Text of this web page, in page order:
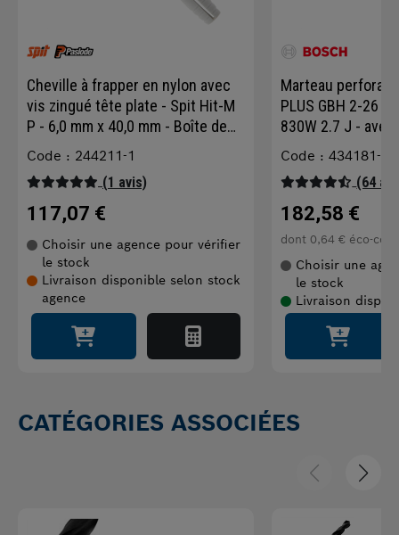
Cheville à frapper en nylon avec
vis zingué tête plate - Spit Hit-M
P - 6,0 mm x 40,0 mm - Boîte de
750
Code : 244211-1
(1 avis)
117,07 €
Choisir une agence pour vérifier
le stock
Livraison disponible selon stock
agence
Marteau
PLUS GBH 2-26
830W 2.7 J -
Code : 434181-1
(64
182,58 €
dont 0,64 € éco-
Choisir une
le stock
Livraison
CATÉGORIES ASSOCIÉES